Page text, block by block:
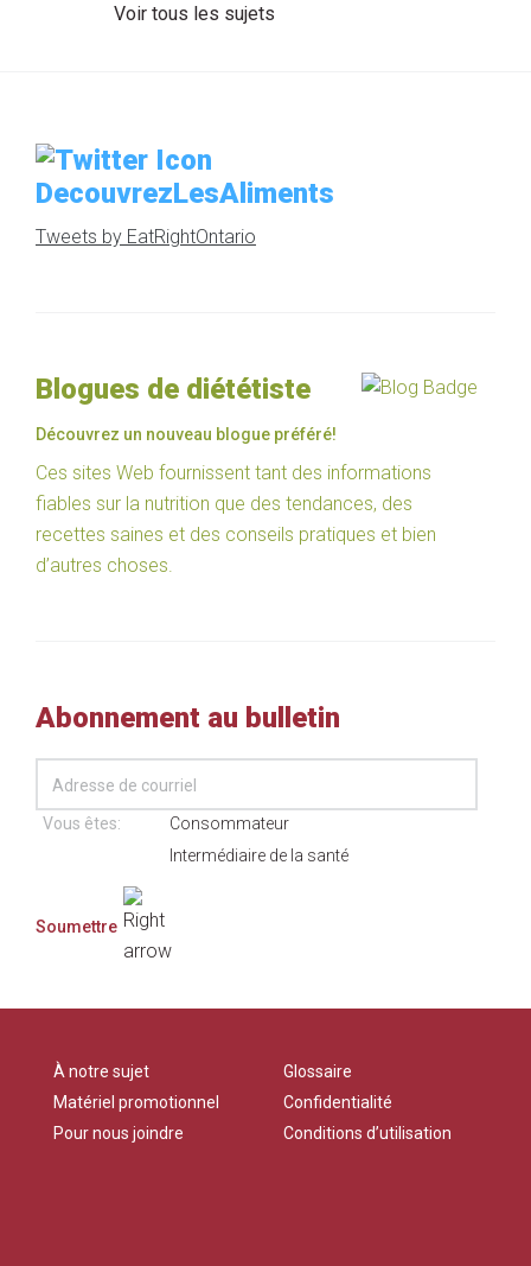
Voir tous les sujets
DecouvrezLesAliments
Tweets by EatRightOntario
Blogues de diététiste
Découvrez un nouveau blogue préféré!
Ces sites Web fournissent tant des informations
fiables sur la nutrition que des tendances, des
recettes saines et des conseils pratiques et bien
d’autres choses.
Abonnement au bulletin
Vous êtes:
Consommateur
Intermédiaire de la santé
À notre sujet
Matériel promotionnel
Pour nous joindre
Glossaire
Confidentialité
Conditions d’utilisation